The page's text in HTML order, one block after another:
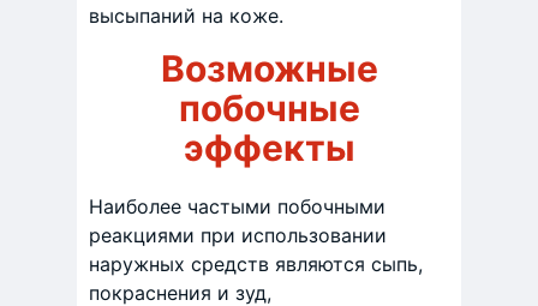
высыпаний на коже.
Возможные
побочные
эффекты
Наиболее частыми побочными
реакциями при использовании
наружных средств являются сыпь,
покраснения и зуд,